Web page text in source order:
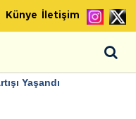
Künye İletişim
Yaşandı